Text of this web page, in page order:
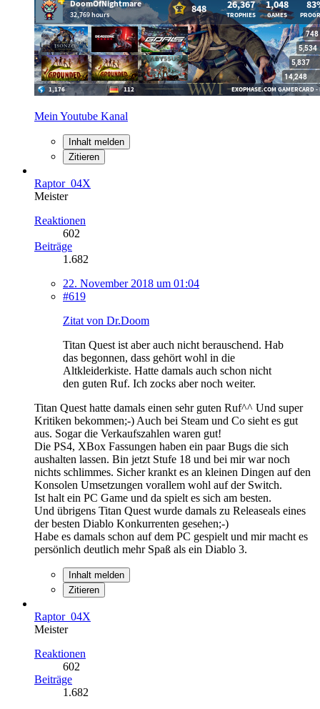
Mein Youtube Kanal
Inhalt melden
Zitieren
Raptor_04X
Meister
Reaktionen
602
Beiträge
1.682
22. November 2018 um 01:04
#619
Zitat von Dr.Doom
Titan Quest ist aber auch nicht berauschend. Hab
das begonnen, dass gehört wohl in die
Altkleiderkiste. Hatte damals auch schon nicht
den guten Ruf. Ich zocks aber noch weiter.
Titan Quest hatte damals einen sehr guten Ruf^^ Und super
Kritiken bekommen;-) Auch bei Steam und Co sieht es gut
aus. Sogar die Verkaufszahlen waren gut!
Die PS4, XBox Fassungen haben ein paar Bugs die sich
aushalten lassen. Bin jetzt Stufe 18 und bei mir war noch
nichts schlimmes. Sicher krankt es an kleinen Dingen auf den
Konsolen Umsetzungen vorallem wohl auf der Switch.
Ist halt ein PC Game und da spielt es sich am besten.
Und übrigens Titan Quest wurde damals zu Releaseals eines
der besten Diablo Konkurrenten gesehen;-)
Habe es damals schon auf dem PC gespielt und mir macht es
persönlich deutlich mehr Spaß als ein Diablo 3.
Inhalt melden
Zitieren
Raptor_04X
Meister
Reaktionen
602
Beiträge
1.682